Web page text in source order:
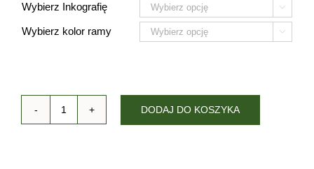
Wybierz Inkografię 
Wybierz kolor ramy 
DODAJ DO KOSZYKA